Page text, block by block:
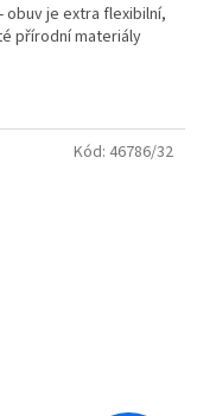
obuv je extra flexibilní,
přírodní materiály
Kód: 46786/32